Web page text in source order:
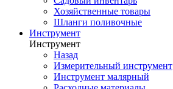
Хозяйственные товары
Шланги поливочные
Инструмент
Инструмент
Назад
Измерительный инструмент
Инструмент малярный